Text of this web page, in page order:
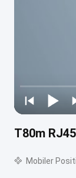
T80m
Mobiler